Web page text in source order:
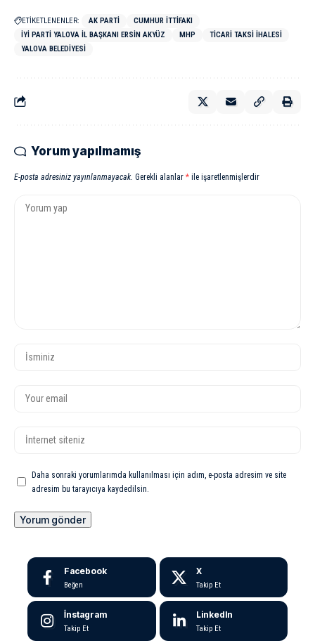
ETİKETLENENLER: AK PARTI
CUMHUR İTTIFAKI
İYİ PARTI YALOVA İL BAŞKANI ERSIN AKYÜZ
MHP
TICARI TAKSI İHALESI
YALOVA BELEDIYESI
Yorum yapılmamış
E-posta adresiniz yayınlanmayacak. Gerekli alanlar * ile işaretlenmişlerdir
Daha sonraki yorumlarımda kullanılması için adım, e-posta adresim ve site
adresim bu tarayıcıya kaydedilsin.
Facebook
Beğen
X
Takip Et
İnstagram
Takip Et
LinkedIn
Takip Et